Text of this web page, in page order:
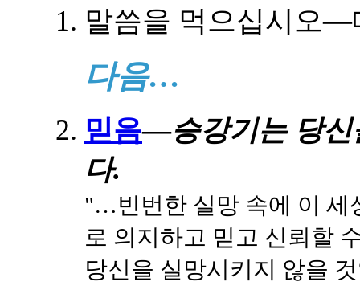
말씀을 먹으십시오—
다음…
믿음—승강기는 당
다.
"…빈번한 실망 속에 이 세
로 의지하고 믿고 신뢰할
당신을 실망시키지 않을